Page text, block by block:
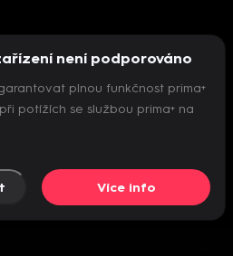
přehrávač
není podporováno
plnou funkčnost prima+
potížích se službou prima+ na
Více info